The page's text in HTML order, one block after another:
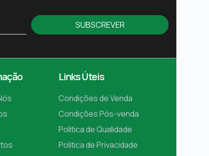
SUBSCREVER
Links Úteis
Condições de Venda
Condições Pós-venda
Politica de Qualidade
Politica de Privacidade